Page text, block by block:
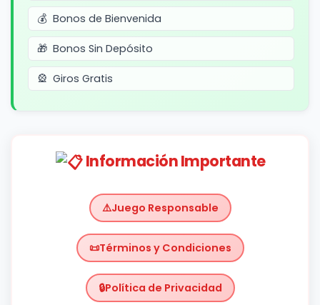
Bonos de Bienvenida
Bonos Sin Depósito
Giros Gratis
Información Importante
Juego Responsable
Términos y Condiciones
Política de Privacidad